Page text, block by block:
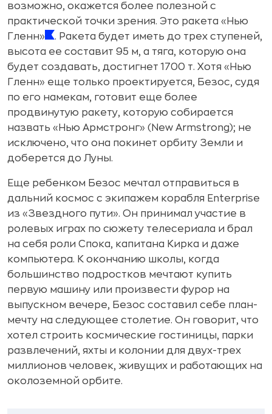
возможно, окажется более полезной с
практической точки зрения. Это ракета «Нью
Гленн»
. Ракета будет иметь до трех ступеней,
высота ее составит 95 м, а тяга, которую она
будет создавать, достигнет 1700 т. Хотя «Нью
Гленн» еще только проектируется, Безос, судя
по его намекам, готовит еще более
продвинутую ракету, которую собирается
назвать «Нью Армстронг» (New Armstrong); не
исключено, что она покинет орбиту Земли и
доберется до Луны.
Еще ребенком Безос мечтал отправиться в
дальний космос с экипажем корабля Enterprise
из «Звездного пути». Он принимал участие в
ролевых играх по сюжету телесериала и брал
на себя роли Спока, капитана Кирка и даже
компьютера. К окончанию школы, когда
большинство подростков мечтают купить
первую машину или произвести фурор на
выпускном вечере, Безос составил себе план-
мечту на следующее столетие. Он говорит, что
хотел строить космические гостиницы, парки
развлечений, яхты и колонии для двух-трех
миллионов человек, живущих и работающих на
околоземной орбите.